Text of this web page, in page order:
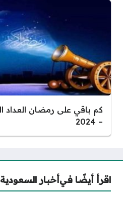
– 2024
اقرأ أيضًا فيأخبار السعودية